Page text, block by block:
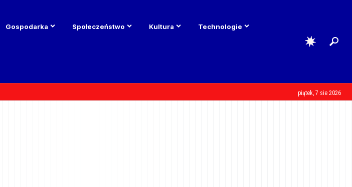
Gospodarka Społeczeństwo Kultura Technologie
piątek, 7 sie 2026